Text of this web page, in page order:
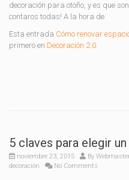
decoración para otoño, y es que
contaros todas! A la hora de
Esta entrada Cómo renovar
primero en Decoración 2.0.
5 claves para elegir
noviembre 23, 2015 By
decoración
No Comments